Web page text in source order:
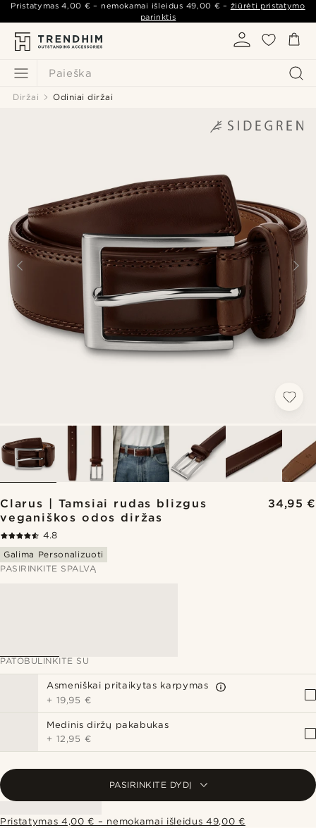
Paieška
Pristatymas4,00 € – nemokamai išleidus 49,00 € – žiūrėti pristatymo
parinktis
Diržai Odiniai diržai
Clarus | Tamsiai rudas blizgus
veganiškos odos diržas
34,95 €
4.8
Galima Personalizuoti
PASIRINKITE SPALVĄ
PATOBULINKITE SU
Asmeniškai pritaikytas karpymas
+ 19,95 €
Medinis diržų pakabukas
+ 12,95 €
PASIRINKITE DYDĮ
Pristatymas 4,00 € – nemokamai išleidus 49,00 €